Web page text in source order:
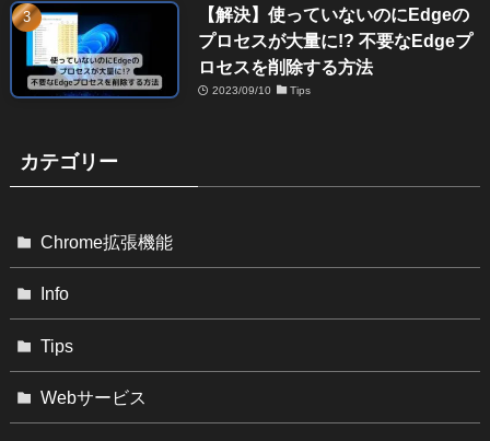
【解決】使っていないのにEdgeの
プロセスが大量に!? 不要なEdgeプ
ロセスを削除する方法
2023/09/10 Tips
カテゴリー
Chrome拡張機能
Info
Tips
Webサービス